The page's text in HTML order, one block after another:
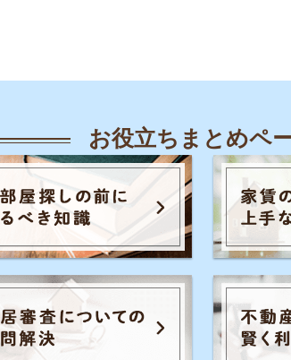
識
識
と
秘情報
評判
賃
人気のキーワード一覧
各駅の住みやすさ
初めての不動産屋
入居審査 子育て
うまくいく同棲 引
手取りの家賃目安
初めて一